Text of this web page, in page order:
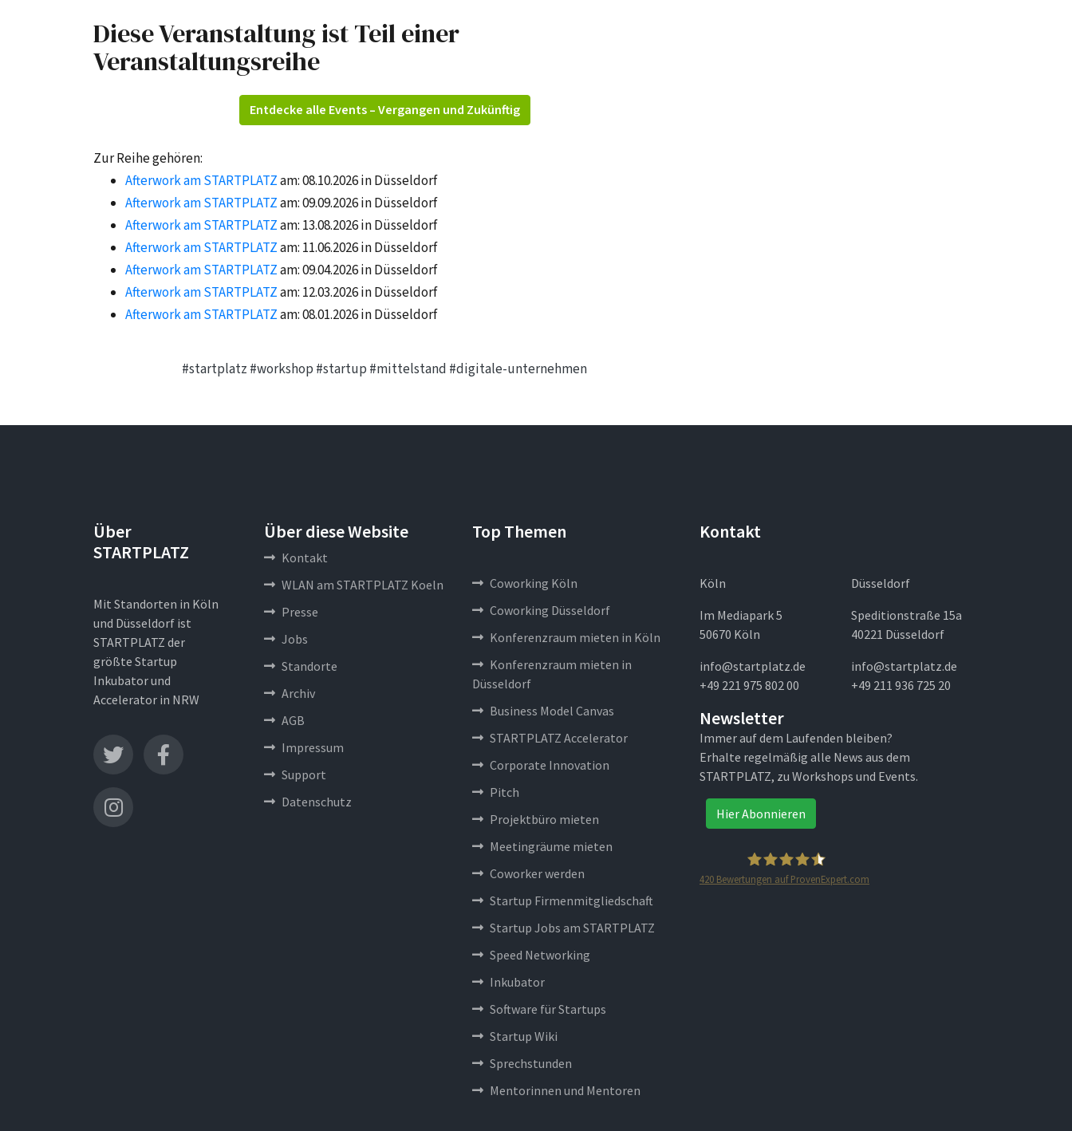
Diese Veranstaltung ist Teil einer
Veranstaltungsreihe
Entdecke alle Events – Vergangen und Zukünftig
Zur Reihe gehören:
Afterwork am STARTPLATZam: 08.10.2026 in Düsseldorf
Afterwork am STARTPLATZam: 09.09.2026 in Düsseldorf
Afterwork am STARTPLATZam: 13.08.2026 in Düsseldorf
Afterwork am STARTPLATZam: 11.06.2026 in Düsseldorf
Afterwork am STARTPLATZam: 09.04.2026 in Düsseldorf
Afterwork am STARTPLATZam: 12.03.2026 in Düsseldorf
Afterwork am STARTPLATZam: 08.01.2026 in Düsseldorf
#startplatz #workshop #startup #mittelstand #digitale-unternehmen
Über
STARTPLATZ
Mit Standorten in Köln
und Düsseldorf ist
STARTPLATZ der
größte Startup
Inkubator und
Accelerator in NRW
Über diese Website
Kontakt
WLAN am STARTPLATZ Koeln
Presse
Jobs
Standorte
Archiv
AGB
Impressum
Support
Datenschutz
Top Themen
Coworking Köln
Coworking Düsseldorf
Konferenzraum mieten in Köln
Konferenzraum mieten in
Düsseldorf
Business Model Canvas
STARTPLATZ Accelerator
Corporate Innovation
Pitch
Projektbüro mieten
Meetingräume mieten
Coworker werden
Startup Firmenmitgliedschaft
Startup Jobs am STARTPLATZ
Speed Networking
Inkubator
Software für Startups
Startup Wiki
Sprechstunden
Mentorinnen und Mentoren
Kontakt
Köln
Im Mediapark 5
50670 Köln
info@startplatz.de
+49 221 975 802 00
Düsseldorf
Speditionstraße 15a
40221 Düsseldorf
info@startplatz.de
+49 211 936 725 20
Newsletter
Immer auf dem Laufenden bleiben?
Erhalte regelmäßig alle News aus dem
STARTPLATZ, zu Workshops und Events.
Hier Abonnieren
420 Bewertungen auf ProvenExpert.com